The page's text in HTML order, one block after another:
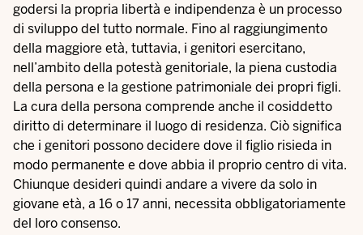
godersi la propria libertà e indipendenza è un processo
di sviluppo del tutto normale. Fino al raggiungimento
della maggiore età, tuttavia, i genitori esercitano,
nell’ambito della potestà genitoriale, la piena custodia
della persona e la gestione patrimoniale dei propri figli.
La cura della persona comprende anche il cosiddetto
diritto di determinare il luogo di residenza. Ciò significa
che i genitori possono decidere dove il figlio risieda in
modo permanente e dove abbia il proprio centro di vita.
Chiunque desideri quindi andare a vivere da solo in
giovane età, a 16 o 17 anni, necessita obbligatoriamente
del loro consenso.